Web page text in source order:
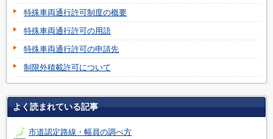
特殊車両通行許可制度の概要
特殊車両通行許可の用語
特殊車両通行許可の申請先
制限外積載許可について
よく読まれている記事
市道認定路線・幅員の調べ方